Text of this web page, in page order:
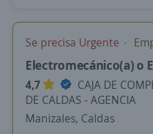
Se precisa Urgente
Electromecánico(a) o
4,7
CAJA DE
DE CALDAS - AGENCIA
Manizales, Caldas